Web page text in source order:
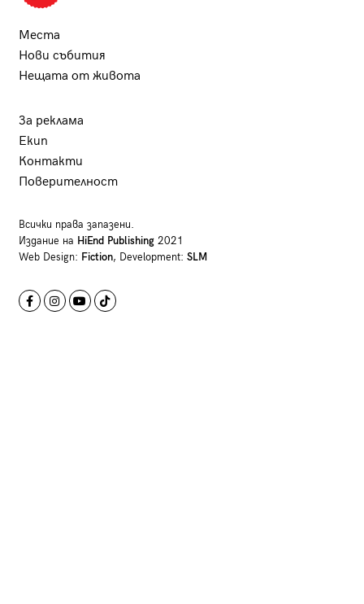
Места
Нови събития
Нещата от живота
За реклама
Екип
Контакти
Поверителност
Всички права запазени.
Издание на HiEnd Publishing2021
Web Design: Fiction, Development: SLM